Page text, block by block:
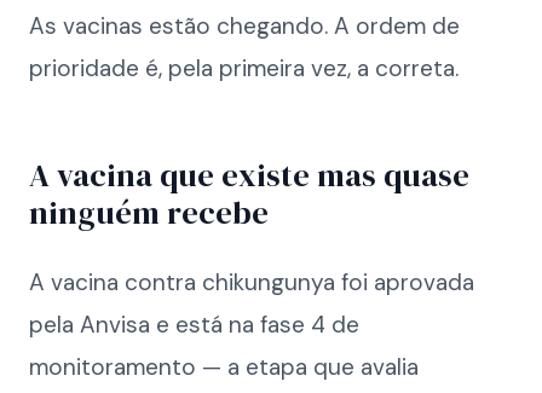
As vacinas estão chegando. A ordem de
prioridade é, pela primeira vez, a correta.
A vacina que existe mas quase
ninguém recebe
A vacina contra chikungunya foi aprovada
pela Anvisa e está na fase 4 de
monitoramento — a etapa que avalia